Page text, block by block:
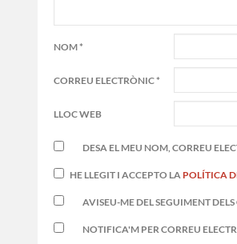
NOM*
CORREU ELECTRÒNIC*
LLOC WEB
DESA EL MEU NOM, CORREU
HE LLEGIT I ACCEPTO LA POLÍTICA
AVISEU-ME DEL SEGUIMENT
NOTIFICA'M PER CORREU